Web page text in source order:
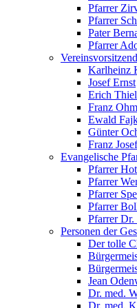
Pfarrer
Pfarrer
Pater
Pfarrer
Karlheinz
Josef Ernst
Erich
Franz
Ewald
Günter
Franz
Evangelische
Pfarrer
Pfarrer
Pfarrer
Pfarrer
Pfarrer Dr.
Personen der
Der tolle
Jean
Dr. med.